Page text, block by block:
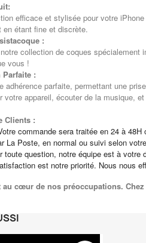
efficace et stylisée pour votre
étant fine et discrète.
:
collection de coques
vous !
:
adhérence parfaite, permettant une
votre appareil, écouter de la musique,
Clients :
commande sera traitée en 24 à 48H
La Poste, en normal ou suivi selon
toute question, notre équipe est à votre
est notre priorité. Nous nous
au cœur de nos préoccupations.